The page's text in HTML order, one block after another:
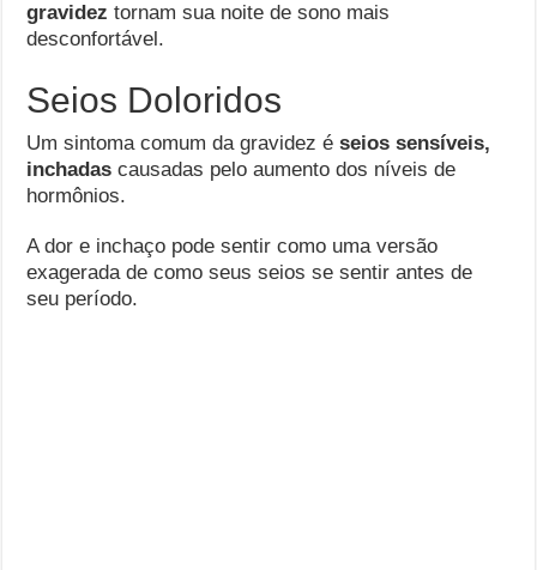
gravidez tornam sua noite de sono mais
desconfortável.
Seios Doloridos
Um sintoma comum da gravidez éseios sensíveis,
inchadascausadas pelo aumento dos níveis de
hormônios.
A dor e inchaço pode sentir como uma versão
exagerada de como seus seios se sentir antes de
seu período.